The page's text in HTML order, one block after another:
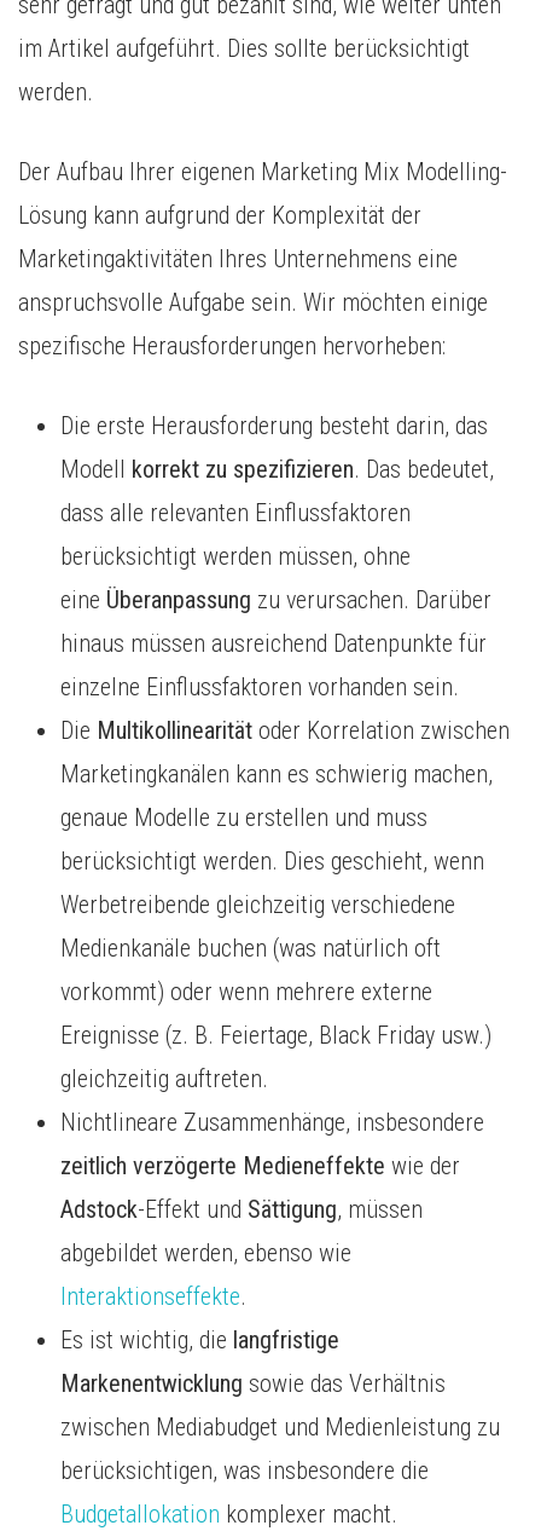
im Artikel aufgeführt. Dies sollte berücksichtigt
werden.
Der Aufbau Ihrer eigenen Marketing Mix Modelling-
Lösung kann aufgrund der Komplexität der
Marketingaktivitäten Ihres Unternehmens eine
anspruchsvolle Aufgabe sein. Wir möchten einige
spezifische Herausforderungen hervorheben:
Die erste Herausforderung besteht darin, das
Modell korrekt zu spezifizieren. Das bedeutet,
dass alle relevanten Einflussfaktoren
berücksichtigt werden müssen, ohne
eine Überanpassung zu verursachen. Darüber
hinaus müssen ausreichend Datenpunkte für
einzelne Einflussfaktoren vorhanden sein.
Die Multikollinearität oder Korrelation zwischen
Marketingkanälen kann es schwierig machen,
genaue Modelle zu erstellen und muss
berücksichtigt werden. Dies geschieht, wenn
Werbetreibende gleichzeitig verschiedene
Medienkanäle buchen (was natürlich oft
vorkommt) oder wenn mehrere externe
Ereignisse (z. B. Feiertage, Black Friday usw.)
gleichzeitig auftreten.
Nichtlineare Zusammenhänge, insbesondere
zeitlich verzögerte Medieneffekte wie der
Adstock-Effekt und Sättigung, müssen
abgebildet werden, ebenso wie
Interaktionseffekte.
Es ist wichtig, die langfristige
Markenentwicklung sowie das Verhältnis
zwischen Mediabudget und Medienleistung zu
berücksichtigen, was insbesondere die
Budgetallokation komplexer macht.